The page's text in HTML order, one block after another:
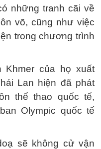
những tranh cãi về
võ, cũng như việc
trong chương trình
Khmer của họ xuất
Lan hiện đã phát
thể thao quốc tế,
Olympic quốc tế
sẽ không cử vận